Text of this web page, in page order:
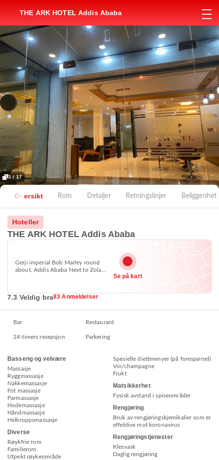
THE ARK HOTEL Addis Ababa
1 / 17
Oversikt Rom Detaljer Retningslinjer Beliggenhet
Hoteller
THE ARK HOTEL Addis Ababa
Gerji imperial Bob Marley round
about, Addis Ababa Next to Zola
Se på kart
7.3 Veldig bra83 Anmeldelser
Bar Restaurant
24-timers resepsjon Parkering
Basseng og velvære
Massasje
Ryggmassasje
Nakkemassasje
Fot massasje
Parmassasje
Hodemassasje
Håndmassasje
Helkroppsmassasje
Diverse
Røykfrie rom
Familierom
Utpekt røykeområde
Spesielle diettmenyer (på forespørsel)
Vin/champagne
Frukt
Matsikkerhet
Fysisk avstand i spiseområder
Rengjøring
Bruk av rengjøringskjemikalier som er
effektive mot koronavirus
Rengjøringstjenester
Klesvask
Daglig rengjøring